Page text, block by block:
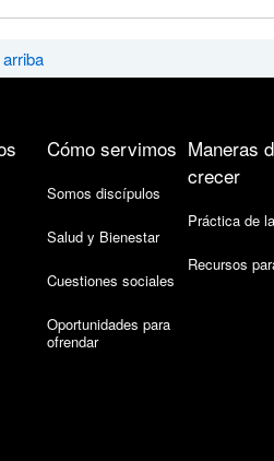
Cómo servimos
Somos discípulos
Salud y Bienestar
Cuestiones sociales
Oportunidades para
ofrendar
Maneras
crecer
Práctica de
Recursos